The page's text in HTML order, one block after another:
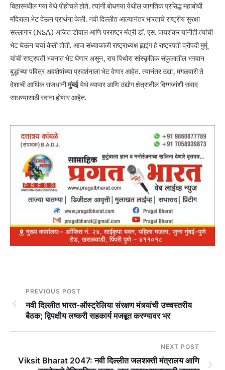
बिहारमधील गया येथे पोहोचले होते. त्यांनी बोधगया येथील जागतिक प्रसिद्ध महाबोधी
मंदिराला भेट देऊन प्रार्थना केली. नवी दिल्लीत आल्यानंतर भारताचे राष्ट्रीय सुरक्षा
सल्लागार (NSA) अजित डोवाल आणि परराष्ट्र मंत्री डॉ. एस. जयशंकर यांनीही त्यांची
भेट घेऊन चर्चा केली होती. आज संध्याकाळी राष्ट्राध्यक्ष ह्लाइंग हे राष्ट्रपती द्रौपदी मुर्मू
यांची राष्ट्रपती भवनात भेट घेणार असून, राय पिथोरा सांस्कृतिक संकुलातील भगवान
बुद्धांच्या पवित्र अवशेषांच्या प्रदर्शनाला भेट देणार आहेत. त्यानंतर उद्या, मंगळवारी ते
देशाची आर्थिक राजधानीमुंबईयेथे व्यापार आणि उद्योग क्षेत्रातील दिग्गजांशी संवाद
साधण्यासाठी रवाना होणार आहेत.
PREVIOUS POST
नवी दिल्लीत भारत-ऑस्ट्रेलिया संरक्षण मंत्र्यांची उच्चस्तरीय
बैठक; द्विपक्षीय लष्करी सहकार्य मजबूत करण्यावर भर
NEXT POST
Viksit Bharat 2047: नवी दिल्लीत जलशक्ती मंत्रालय आणि